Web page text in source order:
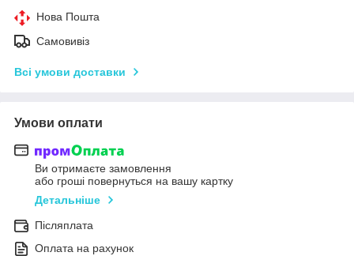
Нова Пошта
Самовивіз
Всі умови доставки
Умови оплати
Ви отримаєте замовлення
або гроші повернуться на вашу картку
Детальніше
Післяплата
Оплата на рахунок